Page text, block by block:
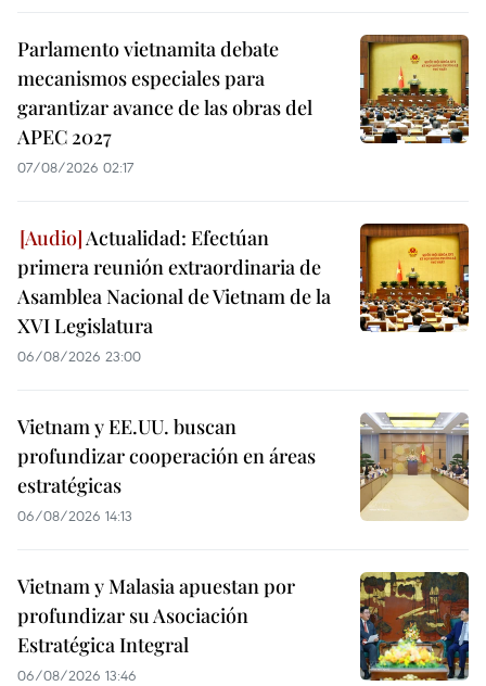
Parlamento vietnamita debate
mecanismos especiales para
garantizar avance de las obras del
APEC 2027
07/08/2026 02:17
Actualidad: Efectúan
primera reunión extraordinaria de
Asamblea Nacional de Vietnam de la
XVI Legislatura
06/08/2026 23:00
Vietnam y EE.UU. buscan
profundizar cooperación en áreas
estratégicas
06/08/2026 14:13
Vietnam y Malasia apuestan por
profundizar su Asociación
Estratégica Integral
06/08/2026 13:46